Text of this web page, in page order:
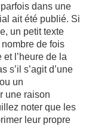
dans une
ait été publié. Si
un petit texte
de fois
l’heure de la
s’il s’agit d’une
un
une raison
noter que les
leur propre